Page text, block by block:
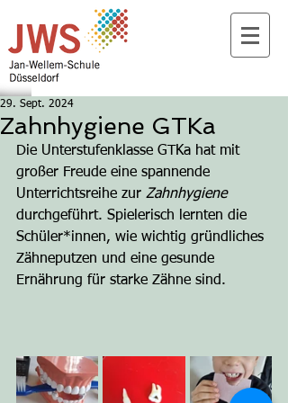
Zahnhygiene GTKa
29. Sept. 2024
Die Unterstufenklasse GTKa hat mit
großer Freude eine spannende
Unterrichtsreihe zur Zahnhygiene
durchgeführt. Spielerisch lernten die
Schüler*innen, wie wichtig gründliches
Zähneputzen und eine gesunde
Ernährung für starke Zähne sind.